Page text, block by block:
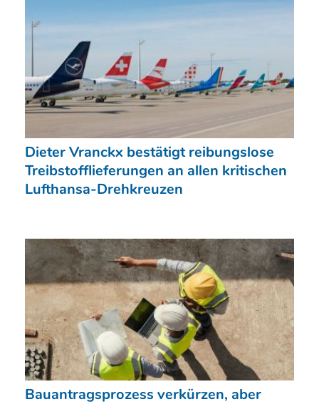
Dieter Vranckx bestätigt reibungslose
Treibstofflieferungen an allen kritischen
Lufthansa-Drehkreuzen
Bauantragsprozess verkürzen, aber